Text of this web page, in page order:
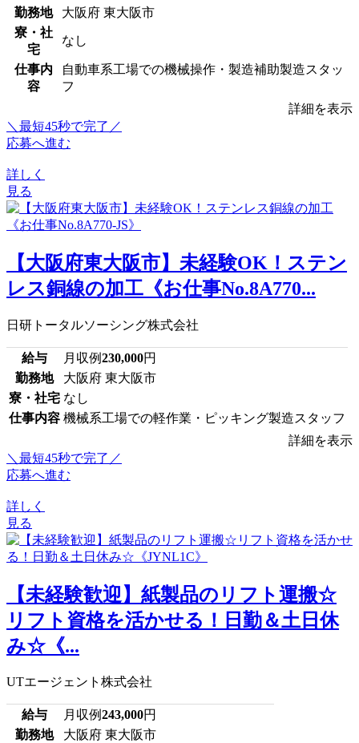
勤務地
大阪府 東大阪市
寮・社
宅
なし
仕事内
容
自動車系工場での機械操作・製造補助製造スタッ
フ
詳細を表示
＼最短45秒で完了／
応募へ進む
詳しく
見る
【大阪府東大阪市】未経験OK！ステン
レス銅線の加工《お仕事No.8A770...
日研トータルソーシング株式会社
給与 月収例230,000円
勤務地
大阪府 東大阪市
寮・社宅 なし
仕事内容 機械系工場での軽作業・ピッキング製造スタッフ
詳細を表示
＼最短45秒で完了／
応募へ進む
詳しく
見る
【未経験歓迎】紙製品のリフト運搬☆
リフト資格を活かせる！日勤＆土日休
み☆《...
UTエージェント株式会社
給与 月収例243,000円
勤務地
大阪府 東大阪市